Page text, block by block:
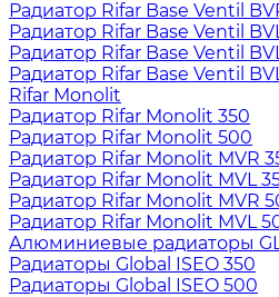
Радиатор Rifar Base Ventil
Радиатор Rifar Base Ventil
Радиатор Rifar Base Ventil
Радиатор Rifar Base Ventil
Rifar Monolit
Радиатор Rifar Monolit 350
Радиатор Rifar Monolit 500
Радиатор Rifar Monolit MVR
Радиатор Rifar Monolit MVL
Радиатор Rifar Monolit MVR
Радиатор Rifar Monolit MVL
Алюминиевые радиаторы
Радиаторы Global ISEO 350
Радиаторы Global ISEO 500